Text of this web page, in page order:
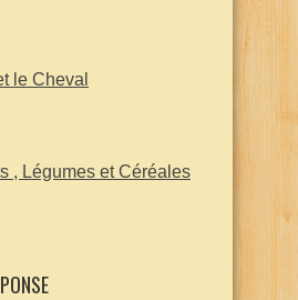
le Cheval
, Légumes et Céréales